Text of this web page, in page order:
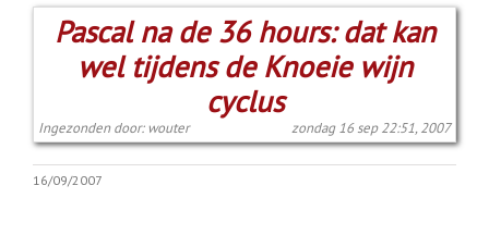
Pascal na de 36 hours: dat kan
wel tijdens de Knoeie wijn
cyclus
Ingezonden door: wouter zondag 16 sep 22:51, 2007
16/09/2007